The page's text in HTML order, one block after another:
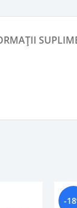
-